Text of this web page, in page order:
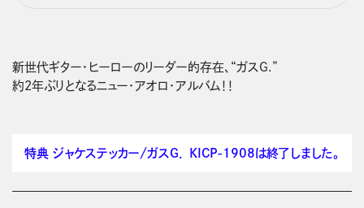
新世代ギター・ヒーローのリーダー的存在、“ガスG.”
約2年ぶりとなるニュー・アオロ・アルバム！！
特典 ジャケステッカー/ガスＧ． KICP-1908は終了しました。